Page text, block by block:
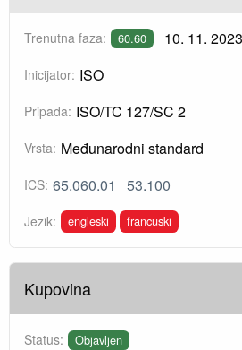
Trenutna faza: 60.60 10. 11.
Inicijator: ISO
Pripada: ISO/TC 127/SC 2
Vrsta: Međunarodni standard
ICS: 65.060.01 53.100
Jezik: engleski francuski
Kupovina
Status: Objavljen